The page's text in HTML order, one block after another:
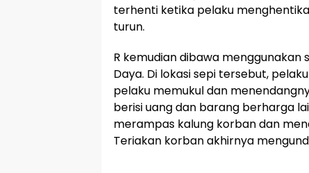
terhenti ketika pelaku
turun.
R kemudian dibawa
Daya. Di lokasi sepi tersebut,
pelaku memukul dan
berisi uang dan barang berharga
merampas kalung korban dan
Teriakan korban akhirnya